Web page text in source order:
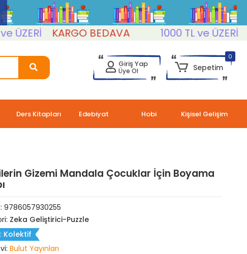
KARGO BEDAVA 1000 TL ve ÜZERİ
Giriş Yap
Üye Ol
0
Sepetim
Ders Kitapları Edebiyat Hobi Kişisel Gelişim
Gizemi Mandala Çocuklar İçin Boyama
9786057930255
Zeka Geliştirici-Puzzle
Kolektif
Bulut Yayınları